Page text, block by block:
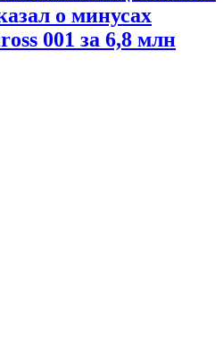
о минусах
001 за 6,8 млн